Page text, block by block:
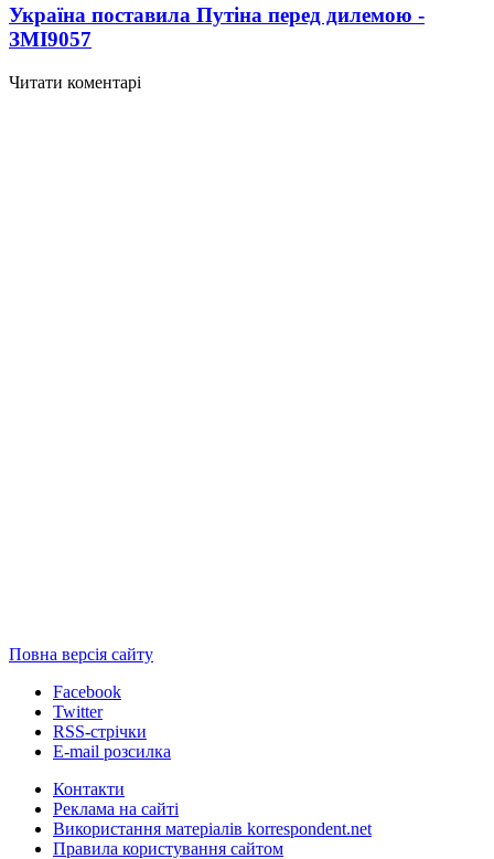
Україна поставила Путіна перед дилемою -
ЗМІ9057
Читати коментарі
Повна версія сайту
Facebook
Twitter
RSS-стрічки
E-mail розсилка
Контакти
Реклама на сайті
Використання матеріалів korrespondent.net
Правила користування сайтом